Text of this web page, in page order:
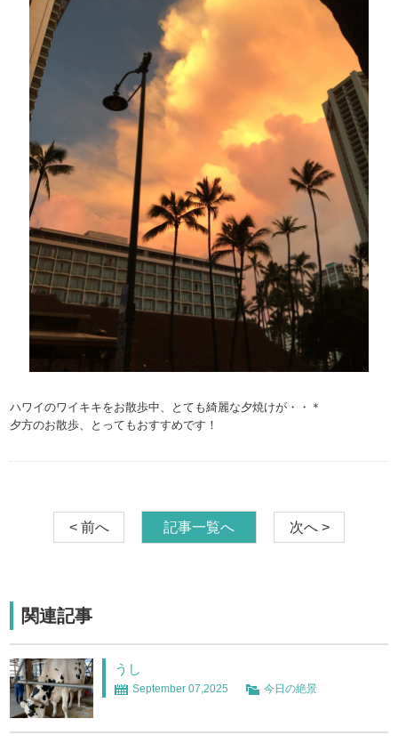
ハワイのワイキキをお散歩中、とても綺麗な夕焼けが・・＊
夕方のお散歩、とってもおすすめです！
< 前へ 記事一覧へ 次へ >
関連記事
うし
September 07,2025 今日の絶景